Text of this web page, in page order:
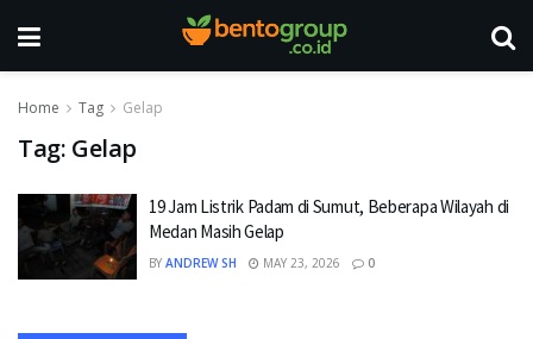
Home Tag Gelap
Tag: Gelap
19 Jam Listrik Padam di Sumut, Beberapa Wilayah di
Medan Masih Gelap
BY ANDREW SH MAY 23, 2026 0